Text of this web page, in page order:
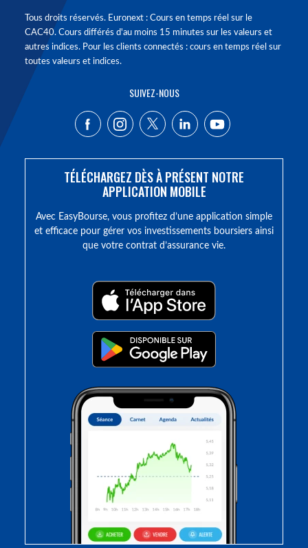
Tous droits réservés. Euronext : Cours en temps réel sur le
CAC40. Cours différés d'au moins 15 minutes sur les valeurs et
autres indices. Pour les clients connectés : cours en temps réel sur
toutes valeurs et indices.
SUIVEZ-NOUS
TÉLÉCHARGEZ DÈS À PRÉSENT NOTRE
APPLICATION MOBILE
Avec EasyBourse, vous profitez d’une application simple
et efficace pour gérer vos investissements boursiers ainsi
que votre contrat d’assurance vie.